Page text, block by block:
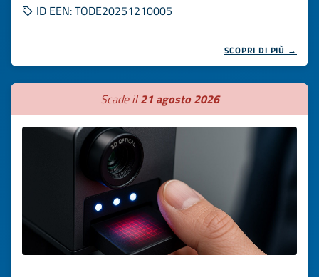
ID EEN: TODE20251210005
SCOPRI DI PIÙ →
Scade il21 agosto 2026